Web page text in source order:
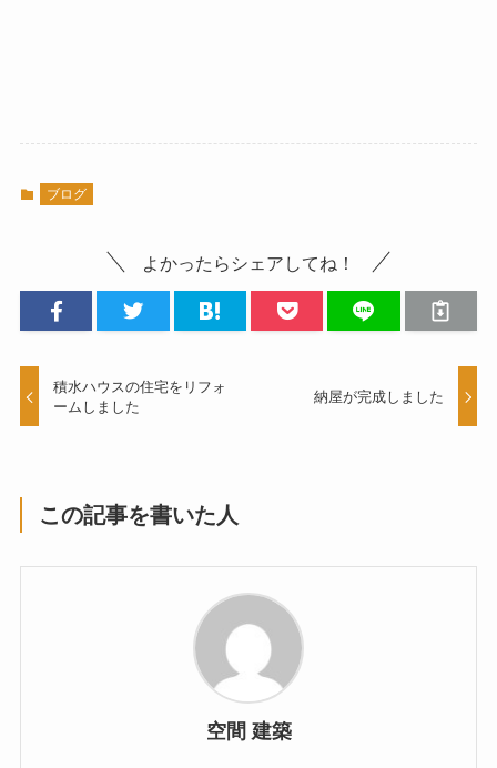
ブログ
よかったらシェアしてね！
積水ハウスの住宅をリフォ
ームしました
納屋が完成しました
この記事を書いた人
空間 建築